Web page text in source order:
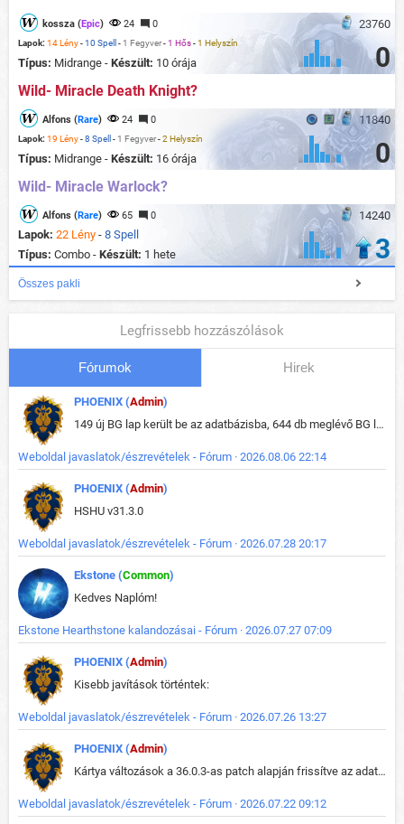
23760
kossza (Epic) 24 0
Lapok: 14 Lény-10 Spell - 1 Fegyver-1 Hős-1 Helyszín
Típus: Midrange - Készült: 10 órája 0
Wild- Miracle Death Knight?
11840
Alfons (Rare) 24 0
Lapok: 19 Lény-8 Spell - 1 Fegyver-2 Helyszín
Típus: Midrange - Készült: 16 órája 0
Wild- Miracle Warlock?
14240
Alfons (Rare) 65 0
Lapok: 22 Lény - 8 Spell
Típus: Combo - Készült: 1 hete 3
Összes pakli
Legfrissebb hozzászólások
Fórumok Hirek
PHOENIX (Admin)
149 új BG lap került be az adatbázisba, 644 db meglévő BG lap módosult, bekerültek az új képek a megváltozott lapokhoz is.
Weboldal javaslatok/észrevételek - Fórum · 2026.08.06 22:14
PHOENIX (Admin)
HSHU v31.3.0
Weboldal javaslatok/észrevételek - Fórum · 2026.07.28 20:17
Ekstone (Common)
Kedves Naplóm!
Ekstone Hearthstone kalandozásai - Fórum · 2026.07.27 07:09
PHOENIX (Admin)
Kisebb javítások történtek:
Weboldal javaslatok/észrevételek - Fórum · 2026.07.26 13:27
PHOENIX (Admin)
Kártya változások a 36.0.3-as patch alapján frissítve az adatbázisban (képek is cserélve).
Weboldal javaslatok/észrevételek - Fórum · 2026.07.22 09:12